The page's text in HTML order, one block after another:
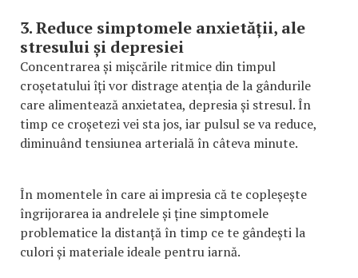
3. Reduce simptomele anxietății, ale
stresului și depresiei
Concentrarea și mișcările ritmice din timpul
croșetatului îți vor distrage atenția de la gândurile
care alimentează anxietatea, depresia și stresul. În
timp ce croșetezi vei sta jos, iar pulsul se va reduce,
diminuând tensiunea arterială în câteva minute.
În momentele în care ai impresia că te copleșește
îngrijorarea ia andrelele și ține simptomele
problematice la distanță în timp ce te gândești la
culori și materiale ideale pentru iarnă.